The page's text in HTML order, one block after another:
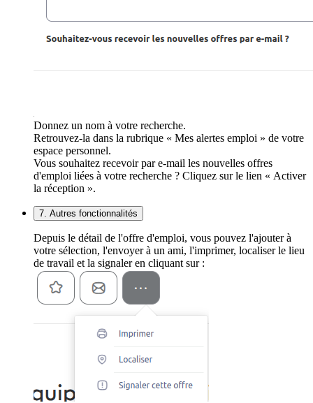
Donnez un nom à votre recherche.
Retrouvez-la dans la rubrique « Mes alertes emploi » de votre
espace personnel.
Vous souhaitez recevoir par e-mail les nouvelles offres
d'emploi liées à votre recherche ? Cliquez sur le lien « Activer
la réception ».
7. Autres fonctionnalités
Depuis le détail de l'offre d'emploi, vous pouvez l'ajouter à
votre sélection, l'envoyer à un ami, l'imprimer, localiser le lieu
de travail et la signaler en cliquant sur :